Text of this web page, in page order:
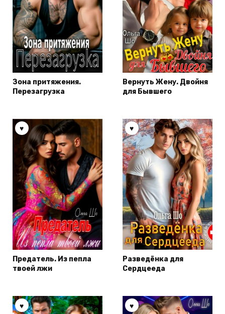
Зона притяжения.
Перезагрузка
Вернуть Жену. Двойня
для Бывшего
Предатель. Из пепла
твоей лжи
Разведёнка для
Сердцееда